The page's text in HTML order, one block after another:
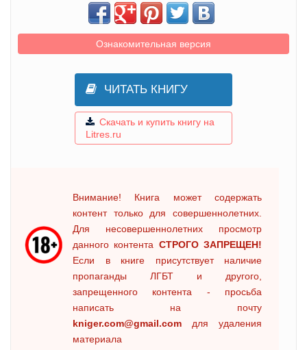
Ознакомительная версия
ЧИТАТЬ КНИГУ
Скачать и купить книгу на
Litres.ru
Внимание! Книга может содержать
контент только для совершеннолетних.
Для несовершеннолетних просмотр
данного контента СТРОГО ЗАПРЕЩЕН!
Если в книге присутствует наличие
пропаганды ЛГБТ и другого,
запрещенного контента - просьба
написать на почту
kniger.com@gmail.com для удаления
материала